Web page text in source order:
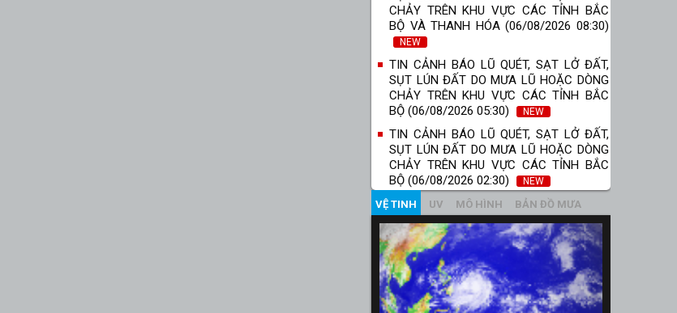
CHẢY TRÊN KHU VỰC CÁC TỈNH BẮC
BỘ VÀ THANH HÓA (06/08/2026 08:30)
NEW
TIN CẢNH BÁO LŨ QUÉT, SẠT LỞ ĐẤT,
SỤT LÚN ĐẤT DO MƯA LŨ HOẶC DÒNG
CHẢY TRÊN KHU VỰC CÁC TỈNH BẮC
BỘ (06/08/2026 05:30)
NEW
TIN CẢNH BÁO LŨ QUÉT, SẠT LỞ ĐẤT,
SỤT LÚN ĐẤT DO MƯA LŨ HOẶC DÒNG
CHẢY TRÊN KHU VỰC CÁC TỈNH BẮC
BỘ (06/08/2026 02:30)
NEW
VỆ TINH UV MÔ HÌNH BẢN ĐỒ MƯA